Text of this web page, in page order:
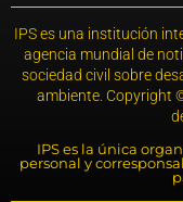
IPS es una institución
agencia mundial de
sociedad civil sobre
ambiente. Copyright
IPS es la única
personal y